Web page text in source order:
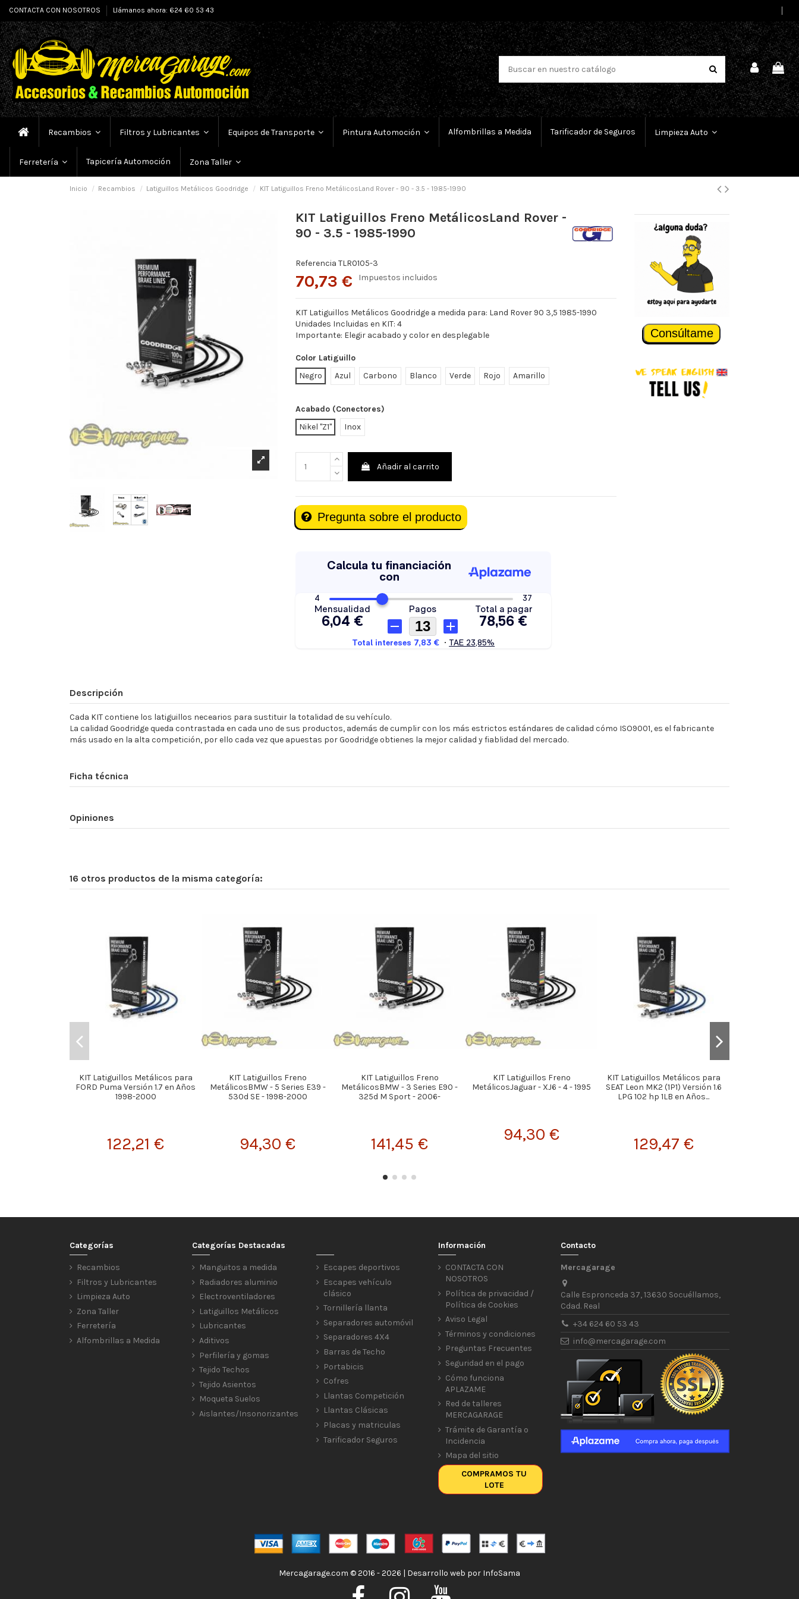
CONTACTA CON NOSOTROS Llámanos ahora: 624 60 53 43
Recambios Filtros y Lubricantes Equipos de Transporte Pintura Automoción Alfombrillas a Medida Tarificador de Seguros Limpieza Auto
Ferretería Tapicería Automoción Zona Taller
Inicio Recambios Latiguillos Metálicos Goodridge KIT Latiguillos Freno MetálicosLand Rover - 90 - 3.5 - 1985-1990
KIT Latiguillos Freno MetálicosLand Rover -
90 - 3.5 - 1985-1990
Referencia TLR0105-3
70,73 € Impuestos incluidos
KIT Latiguillos Metálicos Goodridge a medida para: Land Rover 90 3,5 1985-1990
Unidades Incluidas en KIT: 4
Importante: Elegir acabado y color en desplegable
Color Latiguillo
Negro
Azul Carbono Blanco Verde Rojo Amarillo
Acabado (Conectores)
Nikel "Z1"
Inox
Añadir al carrito
Pregunta sobre el producto
Consúltame
Descripción
Cada KIT contiene los latiguillos necearios para sustituir la totalidad de su vehículo.
La calidad Goodridge queda contrastada en cada uno de sus productos, además de cumplir con los más estrictos estándares de calidad cómo ISO9001, es el fabricante
más usado en la alta competición, por ello cada vez que apuestas por Goodridge obtienes la mejor calidad y fiablidad del mercado.
Ficha técnica
Opiniones
16 otros productos de la misma categoría:
KIT Latiguillos Metálicos para
FORD Puma Versión 1.7 en Años
1998-2000
122,21 €
KIT Latiguillos Freno
MetálicosBMW - 5 Series E39 -
530d SE - 1998-2000
94,30 €
KIT Latiguillos Freno
MetálicosBMW - 3 Series E90 -
325d M Sport - 2006-
141,45 €
KIT Latiguillos Freno
MetálicosJaguar - XJ6 - 4 - 1995
94,30 €
KIT Latiguillos Metálicos para
SEAT Leon MK2 (1P1) Versión 1.6
LPG 102 hp 1LB en Años...
129,47 €
Categorías
Recambios
Filtros y Lubricantes
Limpieza Auto
Zona Taller
Ferretería
Alfombrillas a Medida
Categorías Destacadas
Manguitos a medida
Radiadores aluminio
Electroventiladores
Latiguillos Metálicos
Lubricantes
Aditivos
Perfilería y gomas
Tejido Techos
Tejido Asientos
Moqueta Suelos
Aislantes/Insonorizantes
Escapes deportivos
Escapes vehículo
clásico
Tornillería llanta
Separadores automóvil
Separadores 4X4
Barras de Techo
Portabicis
Cofres
Llantas Competición
Llantas Clásicas
Placas y matriculas
Tarificador Seguros
Información
CONTACTA CON
NOSOTROS
Política de privacidad /
Política de Cookies
Aviso Legal
Términos y condiciones
Preguntas Frecuentes
Seguridad en el pago
Cómo funciona
APLAZAME
Red de talleres
MERCAGARAGE
Trámite de Garantía o
Incidencia
Mapa del sitio
COMPRAMOS TU
LOTE
Contacto
Mercagarage
Calle Espronceda 37, 13630 Socuéllamos,
Cdad. Real
+34 624 60 53 43
info@mercagarage.com
Mercagarage.com © 2016 - 2026 | Desarrollo web por InfoSama